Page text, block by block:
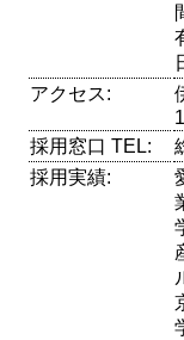
アクセス:
採用窓口 TEL:
採用実績: